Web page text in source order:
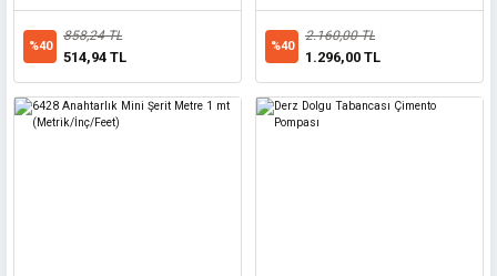
%10
99,07 TL
89,16 TL
%40
858,24 TL
514,94 TL
%40
2.160,00 TL
1.296,00 TL